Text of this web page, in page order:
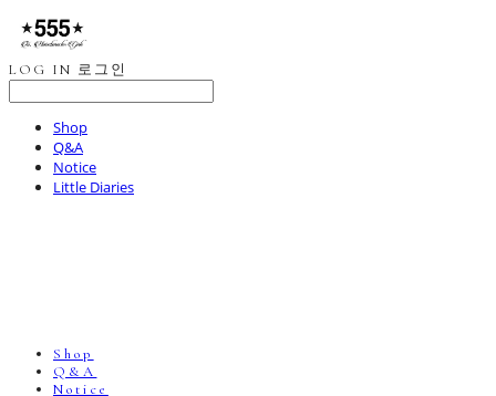
LOG IN 로그인
Shop
Q&A
Notice
Little Diaries
Shop
Q&A
Notice